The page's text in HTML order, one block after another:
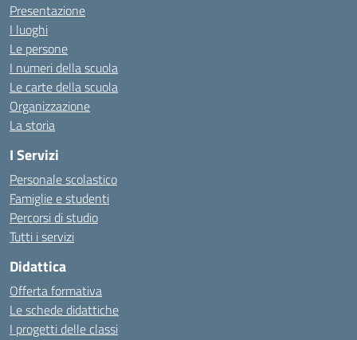
Presentazione
I luoghi
Le persone
I numeri della scuola
Le carte della scuola
Organizzazione
La storia
I Servizi
Personale scolastico
Famiglie e studenti
Percorsi di studio
Tutti i servizi
Didattica
Offerta formativa
Le schede didattiche
I progetti delle classi